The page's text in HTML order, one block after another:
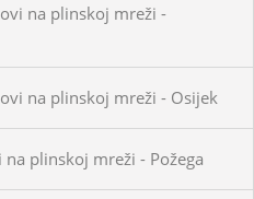
na plinskoj mreži -
na plinskoj mreži - Osijek
plinskoj mreži - Požega